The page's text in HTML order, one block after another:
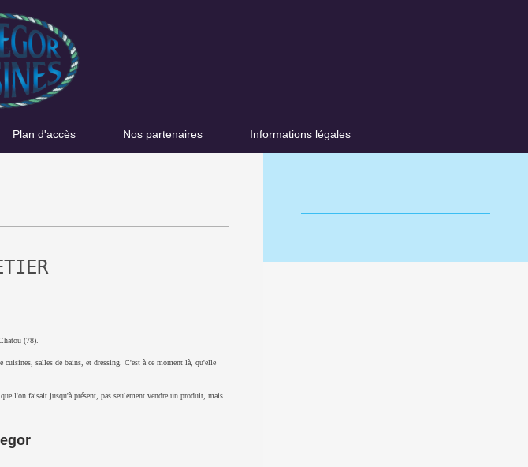
Plan d'accès Nos partenaires Informations légales
(78).
cuisines, salles de bains, et dressing. C'est à ce moment là, qu'elle
l'on faisait jusqu'à présent, pas seulement vendre un produit, mais